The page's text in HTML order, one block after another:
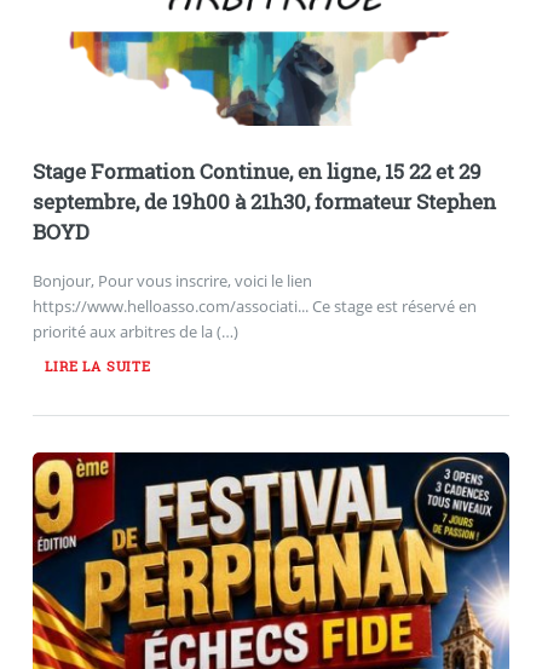
Stage Formation Continue, en ligne, 15 22 et 29
septembre, de 19h00 à 21h30, formateur Stephen
BOYD
Bonjour, Pour vous inscrire, voici le lien
https://www.helloasso.com/associati... Ce stage est réservé en
priorité aux arbitres de la (…)
LIRE LA SUITE